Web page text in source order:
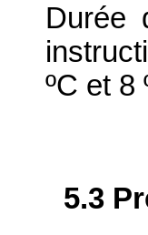
Durée
ºC et 8
5.3